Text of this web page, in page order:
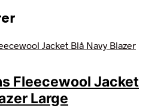
Fleecewool Jacket
Large